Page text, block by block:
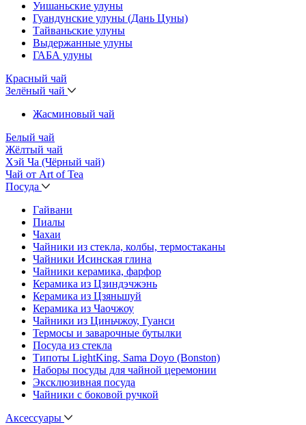
Уишаньские улуны
Гуандунские улуны (Дань Цуны)
Тайваньские улуны
Выдержанные улуны
ГАБА улуны
Красный чай
Зелёный чай
Жасминовый чай
Белый чай
Жёлтый чай
Хэй Ча (Чёрный чай)
Чай от Art of Tea
Посуда
Гайвани
Пиалы
Чахаи
Чайники из стекла, колбы, термостаканы
Чайники Исинская глина
Чайники керамика, фарфор
Керамика из Цзиндэчжэнь
Керамика из Цзяньшуй
Керамика из Чаочжоу
Чайники из Циньчжоу, Гуанси
Термосы и заварочные бутылки
Посуда из стекла
Типоты LightKing, Sama Doyo (Bonston)
Наборы посуды для чайной церемонии
Эксклюзивная посуда
Чайники с боковой ручкой
Аксессуары